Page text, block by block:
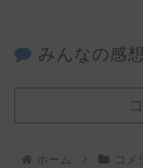
みんなの感
ホーム コメ